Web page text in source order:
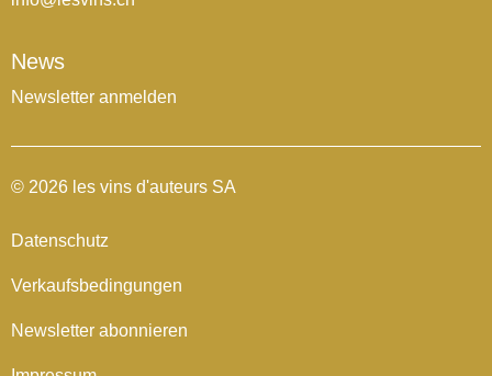
News
Newsletter anmelden
© 2026 les vins d'auteurs SA
Datenschutz
Verkaufsbedingungen
Newsletter abonnieren